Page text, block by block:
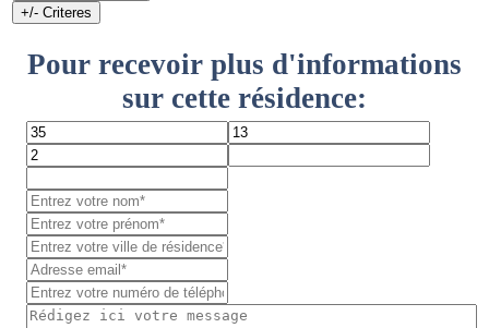
+/- Criteres
Pour recevoir plus d'informations
sur cette résidence: